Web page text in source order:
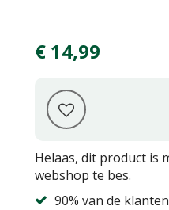
€ 14,99
Helaas, dit product is
webshop te bes.
90% van de